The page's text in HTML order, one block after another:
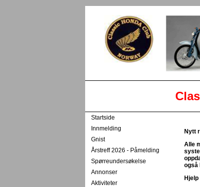
Classic
Startside
Innmelding
Gnist
Årstreff 2026 - Påmelding
Spørreundersøkelse
Annonser
Aktiviteter
Nytt
Alle
også